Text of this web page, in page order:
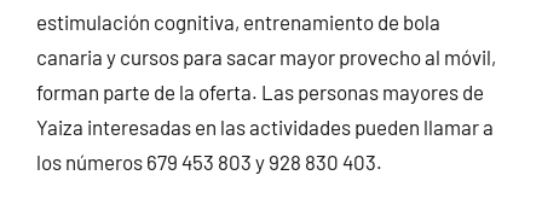
estimulación cognitiva, entrenamiento de bola
canaria y cursos para sacar mayor provecho al móvil,
forman parte de la oferta. Las personas mayores de
Yaiza interesadas en las actividades pueden llamar a
los números 679 453 803 y 928 830 403.